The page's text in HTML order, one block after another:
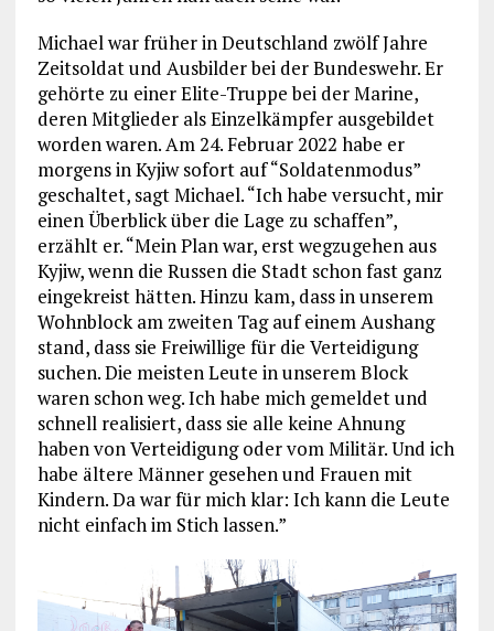
Michael war früher in Deutschland zwölf Jahre
Zeitsoldat und Ausbilder bei der Bundeswehr. Er
gehörte zu einer Elite-Truppe bei der Marine,
deren Mitglieder als Einzelkämpfer ausgebildet
worden waren. Am 24. Februar 2022 habe er
morgens in Kyjiw sofort auf “Soldatenmodus”
geschaltet, sagt Michael. “Ich habe versucht, mir
einen Überblick über die Lage zu schaffen”,
erzählt er. “Mein Plan war, erst wegzugehen aus
Kyjiw, wenn die Russen die Stadt schon fast ganz
eingekreist hätten. Hinzu kam, dass in unserem
Wohnblock am zweiten Tag auf einem Aushang
stand, dass sie Freiwillige für die Verteidigung
suchen. Die meisten Leute in unserem Block
waren schon weg. Ich habe mich gemeldet und
schnell realisiert, dass sie alle keine Ahnung
haben von Verteidigung oder vom Militär. Und ich
habe ältere Männer gesehen und Frauen mit
Kindern. Da war für mich klar: Ich kann die Leute
nicht einfach im Stich lassen.”